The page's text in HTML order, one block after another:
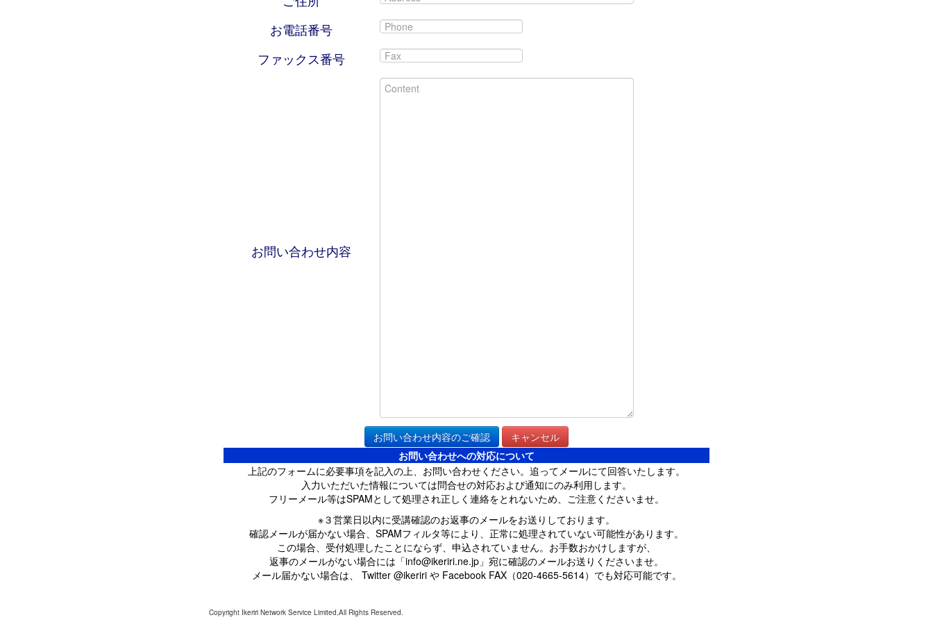
お電話番号
ファックス番号
お問い合わせ内容
お問い合わせへの対応について
上記のフォームに必要事項を記入の上、お問い合わせください。追ってメールにて回答いたします。
入力いただいた情報については問合せの対応および通知にのみ利用します。
フリーメール等はSPAMとして処理され正しく連絡をとれないため、ご注意くださいませ。
※３営業日以内に受講確認のお返事のメールをお送りしております。
確認メールが届かない場合、SPAMフィルタ等により、正常に処理されていない可能性があります。
この場合、受付処理したことにならず、申込されていません。お手数おかけしますが、
返事のメールがない場合には「info@ikeriri.ne.jp」宛に確認のメールお送りくださいませ。
メール届かない場合は、 Twitter @ikeriri や Facebook FAX（020-4665-5614） でも対応可能です。
Copyright Ikeriri Network Service Limited,All Rights Reserved.